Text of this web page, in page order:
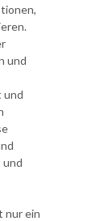
und
und
und
nur ein